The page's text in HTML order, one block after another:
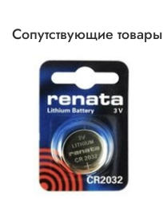
Сопутствующие товары